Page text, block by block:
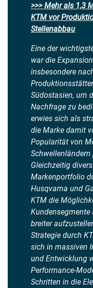
>>> Mehr als 1,3
KTM vor
Stellenabbau
Eine der
war die
insbesondere
Südostasien, um
Nachfrage zu
erwies sich als
die Marke damit
Popularität von
Gleichzeitig
Markenportfolio
Husqvarna und
KTM die
Kundensegmente
breiter
Strategie durch
sich in massiven
und Entwicklung
Performance-
Schritten in die